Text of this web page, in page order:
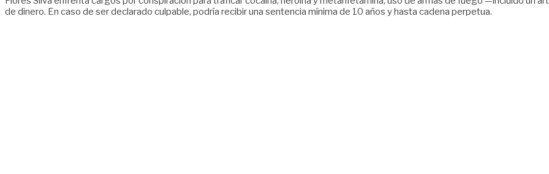
de dinero. En caso de ser declarado culpable, podría recibir una sentencia mínima de 10 años y hasta cadena perpetua.